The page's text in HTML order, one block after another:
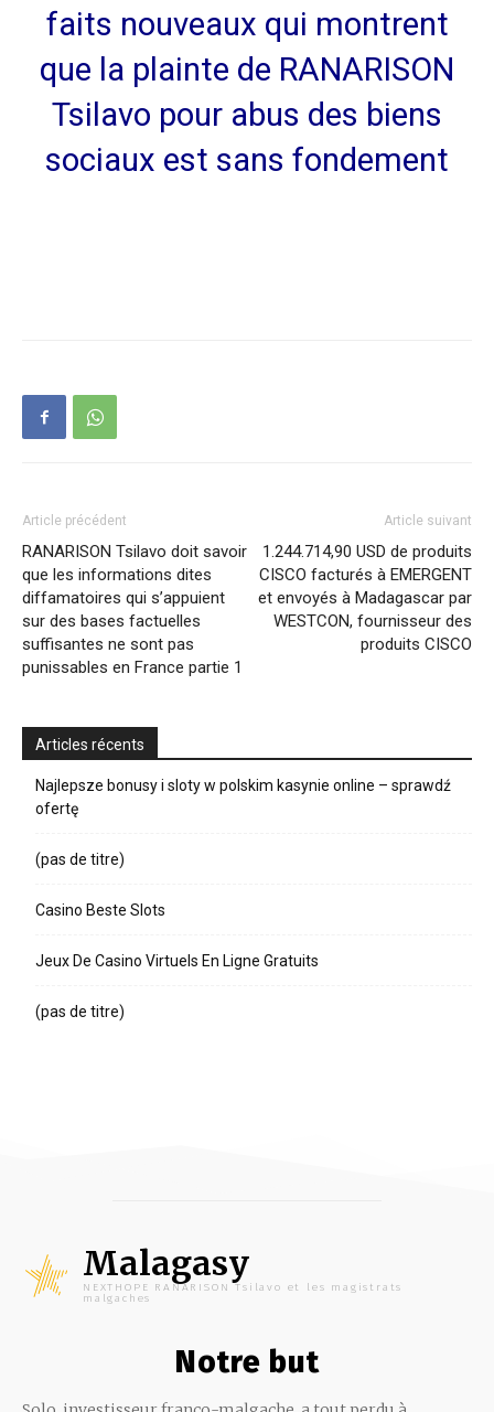
faits nouveaux qui montrent
que la plainte de RANARISON
Tsilavo pour abus des biens
sociaux est sans fondement
Article précédent
RANARISON Tsilavo doit savoir
que les informations dites
diffamatoires qui s’appuient
sur des bases factuelles
suffisantes ne sont pas
punissables en France partie 1
Article suivant
1.244.714,90 USD de produits
CISCO facturés à EMERGENT
et envoyés à Madagascar par
WESTCON, fournisseur des
produits CISCO
Articles récents
Najlepsze bonusy i sloty w polskim kasynie online – sprawdź
ofertę
(pas de titre)
Casino Beste Slots
Jeux De Casino Virtuels En Ligne Gratuits
(pas de titre)
Malagasy
NEXTHOPE RANARISON Tsilavo et les magistrats
malgaches
Notre but